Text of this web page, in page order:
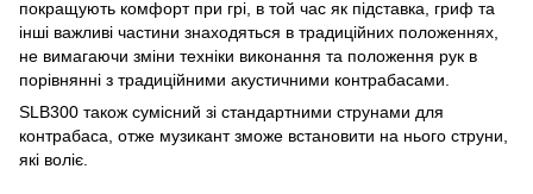
покращують комфорт при грі, в той час як підставка, гриф та
інші важливі частини знаходяться в традиційних положеннях,
не вимагаючи зміни техніки виконання та положення рук в
порівнянні з традиційними акустичними контрабасами.
SLB300 також сумісний зі стандартними струнами для
контрабаса, отже музикант зможе встановити на нього струни,
які воліє.